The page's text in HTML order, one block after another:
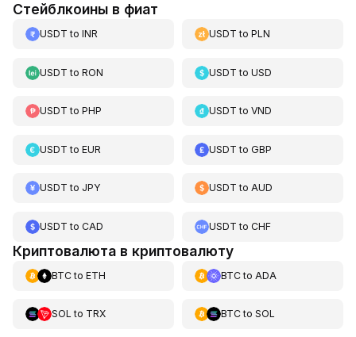
Стейблкоины в фиат
USDT to INR USDT toPLN
USDT to RON USDT toUSD
USDT to PHP USDT toVND
USDT to EUR USDT toGBP
USDT to JPY USDT toAUD
USDT to CAD USDT toCHF
Криптовалюта в криптовалюту
BTCto ETH BTCto ADA
SOL to TRX BTCto SOL